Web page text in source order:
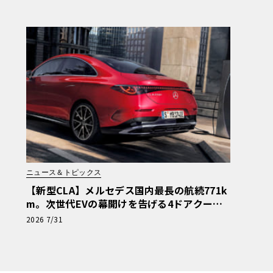
ニュース＆トピックス
【新型CLA】メルセデス国内最長の航続771k
m。次世代EVの幕開けを告げる4ドアクーペ
の全貌
2026 7/31